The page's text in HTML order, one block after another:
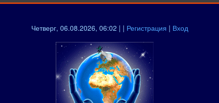
Четверг, 06.08.2026, 06:02 | | Регистрация | Вход